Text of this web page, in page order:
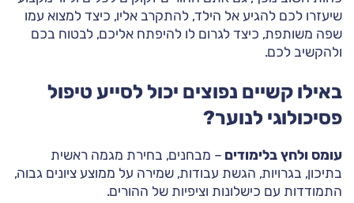
שיעזרו לכם להגיע אל הילד, להתקרב אליו, כיצד למצוא עמו
שפה משותפת, כיצד לגרום לו להיפתח אליכם, לבטוח בכם
ולהקשיב לכם.
באילו קשיים נפוצים יכול לסייע טיפול
פסיכולוגי לנוער?
עומס ולחץ בלימודים – מבחנים, בחירת מגמה ראשית
בתיכון, בגרויות, הגשת עבודות, שמירה על ממוצע ציונים גבוה,
התמודדות עם כישלונות וציפיות של ההורים.